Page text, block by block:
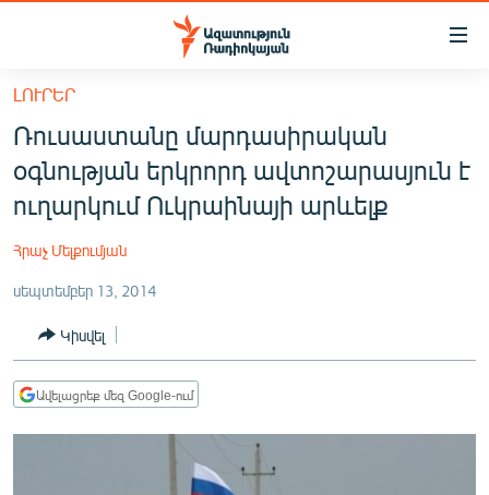
Մատչելիության
հիմնական
բովանդակությանը
Անցնել
հիմնական
մենյուին
ՔԱՂԱՔԱԿԱՆ
ՏՆՏԵՍՈՒԹՅՈՒՆ
ՂԱՐԱԲԱՂ
ԼՈՒՐԵՐ
Ռուսաստանը մարդասիրական
օգնության երկրորդ ավտոշարասյուն է
ուղարկում Ուկրաինայի արևելք
Հրաչ Մելքումյան
սեպտեմբեր 13, 2014
Կիսվել
Ավելացրեք մեզ Google-ում